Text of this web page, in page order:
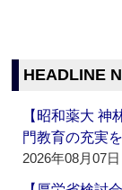
HEADLINE
【昭和薬大 神
門教育の充実を
2026年08月07